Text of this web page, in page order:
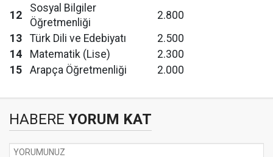
12
Sosyal Bilgiler
Öğretmenliği
2.800
13
Türk Dili ve Edebiyatı
2.500
14
Matematik (Lise)
2.300
15
Arapça Öğretmenliği 2.000
HABERE YORUM KAT